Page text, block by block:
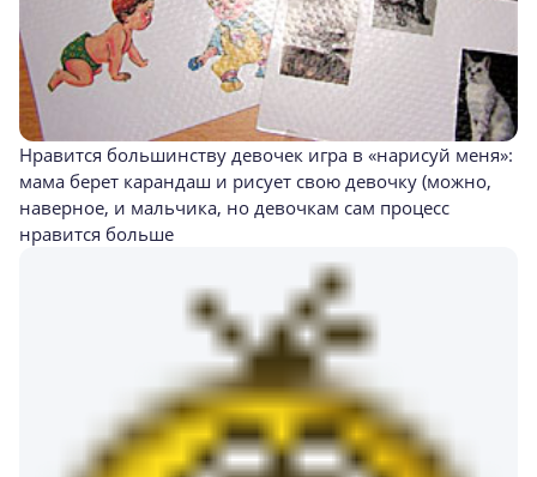
Нравится большинству девочек игра в «нарисуй меня»:
мама берет карандаш и рисует свою девочку (можно,
наверное, и мальчика, но девочкам сам процесс
нравится больше